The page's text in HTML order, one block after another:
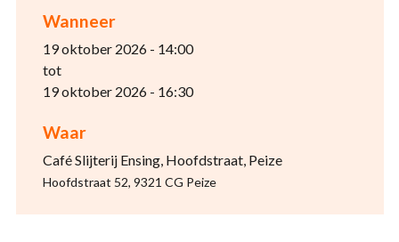
Wanneer
19 oktober 2026 - 14:00
tot
19 oktober 2026 - 16:30
Waar
Café Slijterij Ensing, Hoofdstraat, Peize
Hoofdstraat 52, 9321 CG Peize